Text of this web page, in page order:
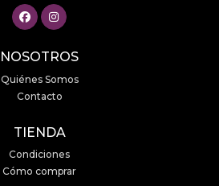
NOSOTROS
Quiénes Somos
Contacto
TIENDA
Condiciones
Cómo comprar